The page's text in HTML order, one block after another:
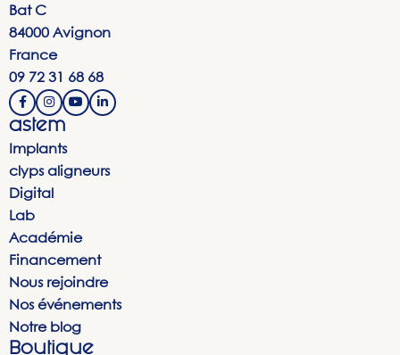
Bat C
84000 Avignon
France
09 72 31 68 68
astem
Implants
clyps aligneurs
Digital
Lab
Académie
Financement
Nous rejoindre
Nos événements
Notre blog
Boutique